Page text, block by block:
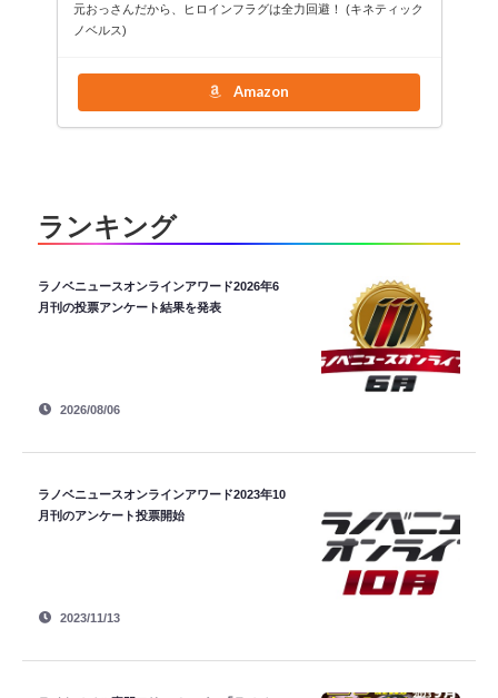
元おっさんだから、ヒロインフラグは全力回避！ (キネティック
ノベルス)
Amazon
ランキング
ラノベニュースオンラインアワード2026年6
月刊の投票アンケート結果を発表
2026/08/06
ラノベニュースオンラインアワード2023年10
月刊のアンケート投票開始
2023/11/13